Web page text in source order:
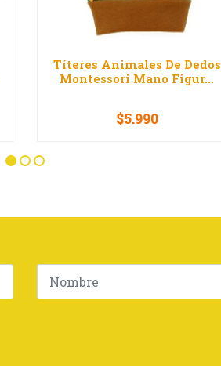
Títeres Animales De Dedos
Montessori Mano Figur...
+
$5.990